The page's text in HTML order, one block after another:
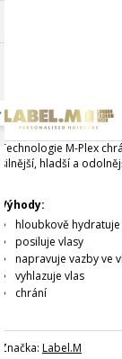
Technologie M-Plex
silnější, hladší a
Výhody:
hloubkově hydratuje
posiluje vlasy
napravuje vazby ve
vyhlazuje vlas
chrání
Značka: Label.M